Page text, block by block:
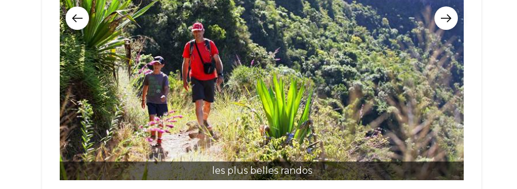
les plus belles randos